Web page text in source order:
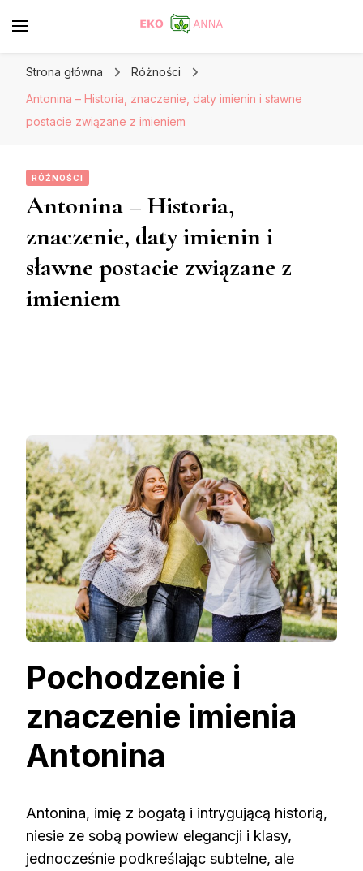
Strona główna
Różności
Antonina – Historia, znaczenie, daty imienin i sławne
postacie związane z imieniem
RÓŻNOŚCI
Antonina – Historia,
znaczenie, daty imienin i
sławne postacie związane z
imieniem
Pochodzenie i
znaczenie imienia
Antonina
Antonina, imię z bogatą i intrygującą historią,
niesie ze sobą powiew elegancji i klasy,
jednocześnie podkreślając subtelne, ale